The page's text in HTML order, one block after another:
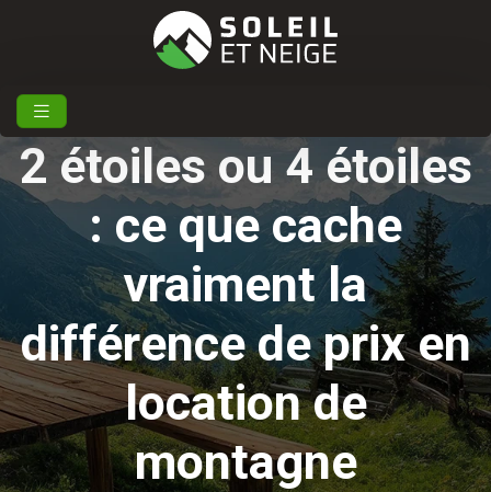
2 étoiles ou 4 étoiles
: ce que cache
vraiment la
différence de prix en
location de
montagne